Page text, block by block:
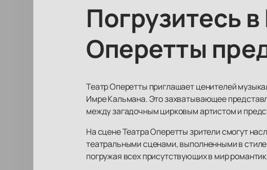
Погрузитесь
Оперетты
Театр Оперетты приглашает ценителей
Имре Кальмана. Это захватывающее
между загадочным цирковым артистом и
На сцене Театра Оперетты зрители смогут
театральными сценами, выполненными в
погружая всех присутствующих в мир